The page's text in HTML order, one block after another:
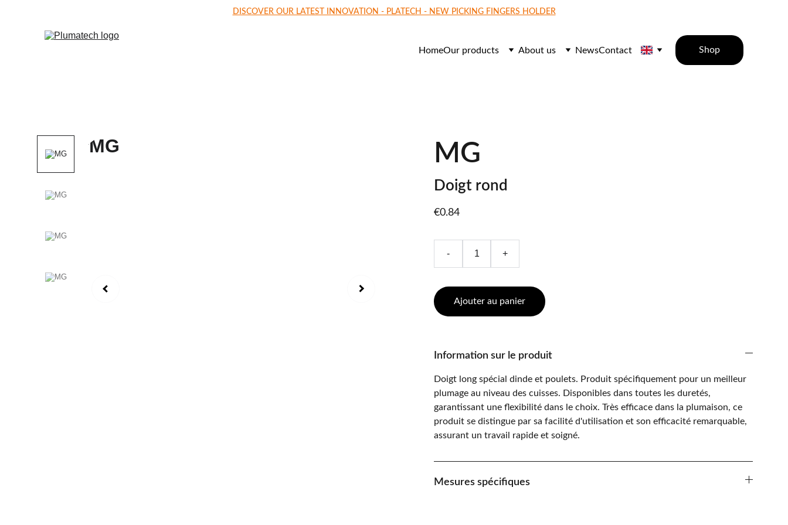
DISCOVER OUR LATEST INNOVATION - PLATECH - NEW PICKING FINGERS HOLDER
HomeOur products About us NewsContact Shop
MG
Doigt rond
€0.84
- +
Ajouter au panier
Information sur le produit
Doigt long spécial dinde et poulets. Produit spécifiquement pour un meilleur
plumage au niveau des cuisses. Disponibles dans toutes les duretés,
garantissant une flexibilité dans le choix. Très efficace dans la plumaison, ce
produit se distingue par sa facilité d'utilisation et son efficacité remarquable,
assurant un travail rapide et soigné.
Mesures spécifiques